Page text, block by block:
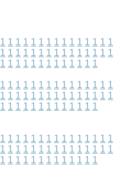
1 1 1 1 1 1 1 1 1 1 1 1 1 1 1
1 1 1 1 1 1 1 1 1 1 1 1 1 1 1
1 1 1 1 1 1 1 1 1 1 1 1 1
1 1 1 1 1 1 1 1 1 1 1 1 1 1 1
1 1 1 1 1 1 1 1 1 1 1 1 1 1 1
1 1 1 1 1 1 1 1 1 1 1 1 1
1 1 1 1 1 1 1 1 1 1 1 1 1 1 1
1 1 1 1 1 1 1 1 1 1 1 1 1 1 1
1 1 1 1 1 1 1 1 1 1 1 1 1